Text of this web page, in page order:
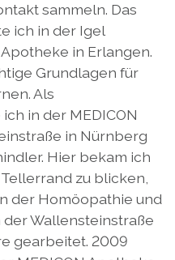
sammeln. Das
ich in der Igel
in Erlangen.
Grundlagen für
Als
in der MEDICON
in Nürnberg
Hier bekam ich
zu blicken,
der Homöopathie und
Wallensteinstraße
gearbeitet. 2009